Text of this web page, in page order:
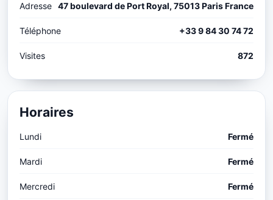
Adresse 47 boulevard de Port Royal, 75013 Paris France
Téléphone +33 9 84 30 74 72
Visites 872
Horaires
Lundi Fermé
Mardi Fermé
Mercredi Fermé